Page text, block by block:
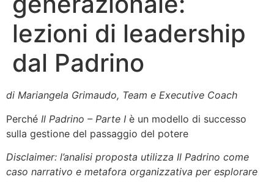
lezioni di leadership
dal Padrino
di Mariangela Grimaudo, Team e Executive Coach
Perché Il Padrino – Parte I è un modello di successo
sulla gestione del passaggio del potere
Disclaimer: l’analisi proposta utilizza Il Padrino come
caso narrativo e metafora organizzativa per esplorare